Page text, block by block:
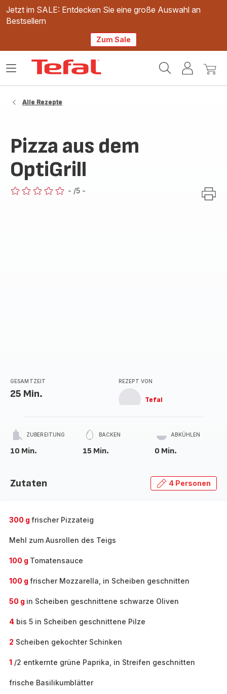
Jetzt im SALE: Entdecken Sie eine große Auswahl an
Bestsellern
Zum Sale
Mein
Mein
Das
Alle Rezepte
Pizza aus dem
OptiGrill
- /5 -
GESAMTZEIT
25 Min.
REZEPT VON
Tefal
ZUBEREITUNG
10 Min.
BACKEN
15 Min.
ABKÜHLEN
0 Min.
Zutaten 4 Personen
300 g frischer Pizzateig
Mehl zum Ausrollen des Teigs
100 g Tomatensauce
100 g frischer Mozzarella, in Scheiben geschnitten
50 g in Scheiben geschnittene schwarze Oliven
4 bis 5 in Scheiben geschnittene Pilze
2 Scheiben gekochter Schinken
1 /2 entkernte grüne Paprika, in Streifen geschnitten
frische Basilikumblätter